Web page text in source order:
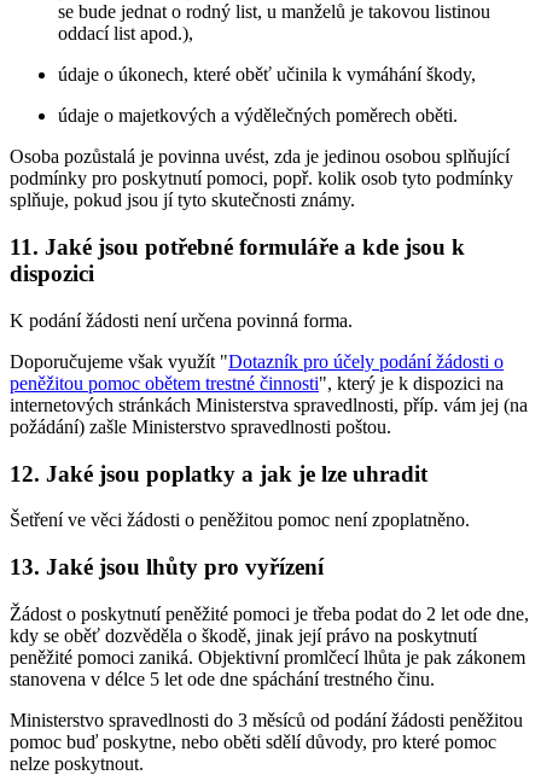
se bude jednat o rodný list, u manželů je takovou listinou
oddací list apod.),
údaje o úkonech, které oběť učinila k vymáhání škody,
údaje o majetkových a výdělečných poměrech oběti.
Osoba pozůstalá je povinna uvést, zda je jedinou osobou splňující
podmínky pro poskytnutí pomoci, popř. kolik osob tyto podmínky
splňuje, pokud jsou jí tyto skutečnosti známy.
11. Jaké jsou potřebné formuláře a kde jsou k
dispozici
K podání žádosti není určena povinná forma.
Doporučujeme však využít "Dotazník pro účely podání žádosti o
peněžitou pomoc obětem trestné činnosti", který je k dispozici na
internetových stránkách Ministerstva spravedlnosti, příp. vám jej (na
požádání) zašle Ministerstvo spravedlnosti poštou.
12. Jaké jsou poplatky a jak je lze uhradit
Šetření ve věci žádosti o peněžitou pomoc není zpoplatněno.
13. Jaké jsou lhůty pro vyřízení
Žádost o poskytnutí peněžité pomoci je třeba podat do 2 let ode dne,
kdy se oběť dozvěděla o škodě, jinak její právo na poskytnutí
peněžité pomoci zaniká. Objektivní promlčecí lhůta je pak zákonem
stanovena v délce 5 let ode dne spáchání trestného činu.
Ministerstvo spravedlnosti do 3 měsíců od podání žádosti peněžitou
pomoc buď poskytne, nebo oběti sdělí důvody, pro které pomoc
nelze poskytnout.